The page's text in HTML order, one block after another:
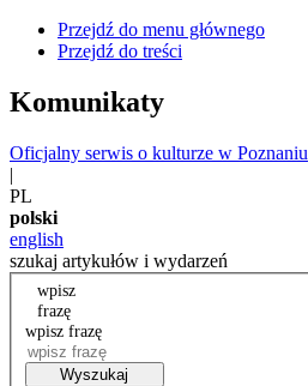
Przejdź do menu głównego
Przejdź do treści
Komunikaty
Oficjalny serwis o kulturze w Poznaniu
|
PL
polski
english
szukaj artykułów i wydarzeń
wpisz
frazę
wpisz frazę
Wyszukaj